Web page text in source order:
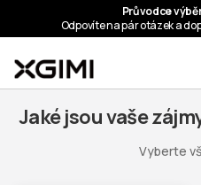
Jaké jsou vaše
Vyberte